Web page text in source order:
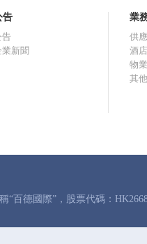
告
告
業新聞
業
供
酒
物
其
“百德國際”，股票代碼：